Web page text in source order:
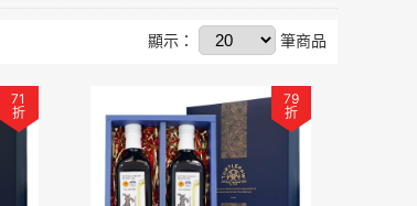
顯示： 筆商品
71
折
79
折